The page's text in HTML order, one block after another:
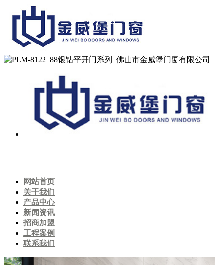
网站首页
关于我们
产品中心
新闻资讯
招商加盟
工程案例
联系我们